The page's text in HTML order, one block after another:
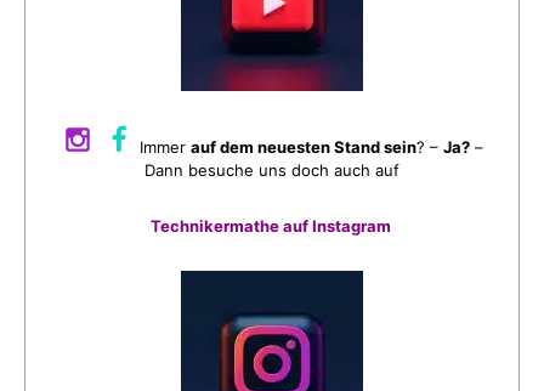
Immer auf dem neuesten Stand sein? – Ja?–
Dann besuche uns doch auch auf
Technikermathe auf Instagram